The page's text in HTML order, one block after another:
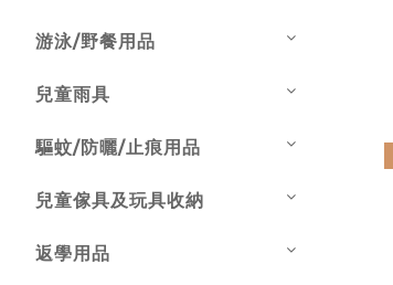
游泳/野餐用品
兒童雨具
驅蚊/防曬/止痕用品
兒童傢具及玩具收納
返學用品